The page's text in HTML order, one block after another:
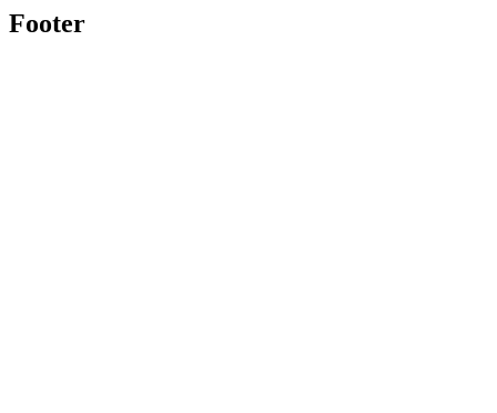
Footer